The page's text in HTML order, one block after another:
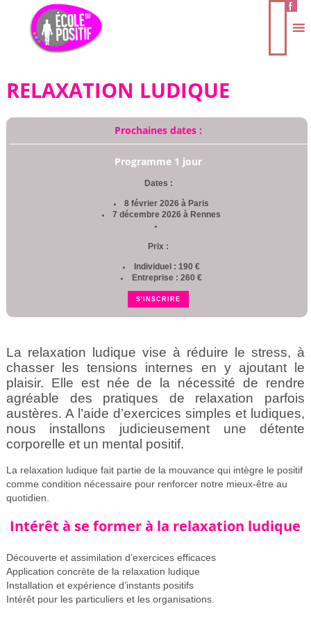
RELAXATION LUDIQUE
Prochaines dates :
Programme 1 jour
Dates :
8 février 2026 à Paris
7 décembre 2026 à Rennes
Prix :
Individuel : 190 €
Entreprise : 260 €
S'INSCRIRE
La relaxation ludique vise à réduire le stress, à
chasser les tensions internes en y ajoutant le
plaisir. Elle est née de la nécessité de rendre
agréable des pratiques de relaxation parfois
austères. A l’aide d’exercices simples et ludiques,
nous installons judicieusement une détente
corporelle et un mental positif.
La relaxation ludique fait partie de la mouvance qui intègre le positif
comme condition nécessaire pour renforcer notre mieux-être au
quotidien.
Intérêt à se former à la relaxation ludique
Découverte et assimilation d’exercices efficaces
Application concrète de la relaxation ludique
Installation et expérience d’instants positifs
Intérêt pour les particuliers et les organisations.